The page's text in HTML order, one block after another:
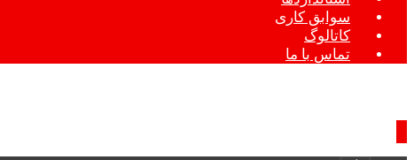
سوابق کاری
کاتالوگ
تماس با ما